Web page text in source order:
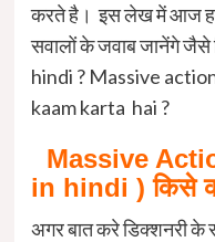
करते है। इस लेख में आज
सवालों के जवाब जानेंगे
hindi ? Massive
kaam karta hai ?
Massive
in hindi ) किसे
अगर बात करे डिक्शनरी के